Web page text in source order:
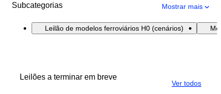
Subcategorias Mostrar mais
Leilão de modelos ferroviários H0 (cenários)
Leilões a terminar em breve
Ver todos